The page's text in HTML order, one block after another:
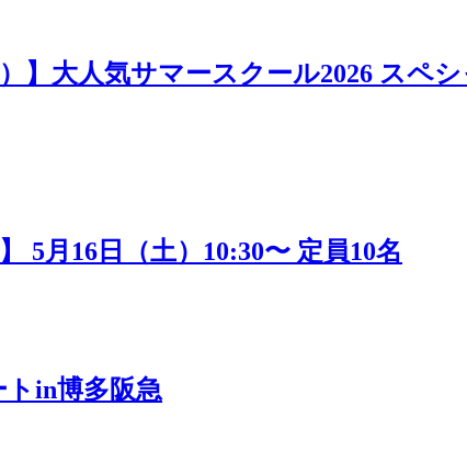
】大人気サマースクール2026 スペ
5月16日（土）10:30〜 定員10名
トin博多阪急